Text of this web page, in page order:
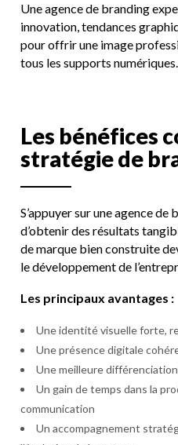
Une agence de branding
innovation, tendances
pour offrir une image
tous les supports numériques.
Les bénéfices c
stratégiede br
S’appuyer sur une agence
d’obtenir des résultats
de marque bien construite
le développement de
Les principaux avantages :
Une identité visuelle forte,
Une présence digitale
Une meilleure
Un gain de temps dans la
communication
Un accompagnement